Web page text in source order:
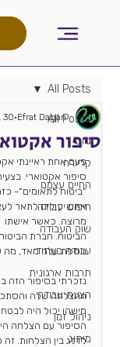
All Posts
גיוס
קריירה
החיים עצמם
חיפוש עבודה
שוק העבודה
עבודה בעתיד
תרבות ארגונית
הצעת עבודה
ניהול זמן
מיתוג
All Posts
סיפור
Efrat Dagan 30 באפר׳ 2023
פעם אחת ראיינתי
סיפור אקטוארי.
״ביטוח לתאומים״-
אתם יכולים לתאר
מרוצה. כאשר
הביטוח. חברת
נוספת עלה מאד, מה
נזכרתי בסיפור הזה
ההצלחה שלה
מישהו יכול היה
הסיפור עם הצלחה
לדלג בין הצלחות.